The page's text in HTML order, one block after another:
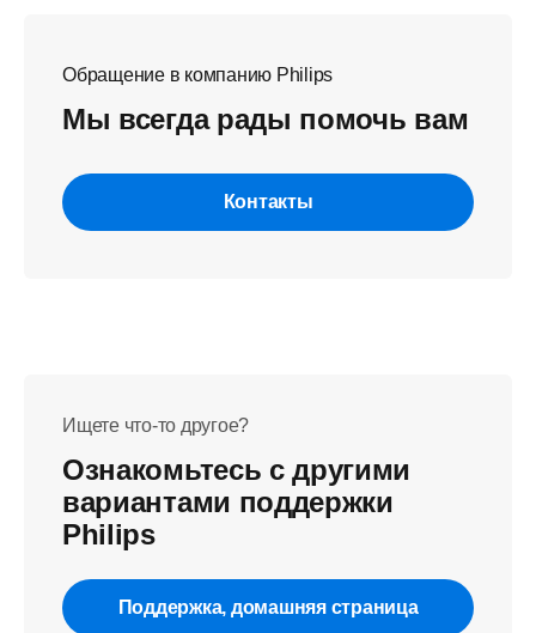
Обращение в компанию Philips
Мы всегда рады помочь вам
Контакты
Ищете что-то другое?
Ознакомьтесь с другими
вариантами поддержки
Philips
Поддержка, домашняя страница